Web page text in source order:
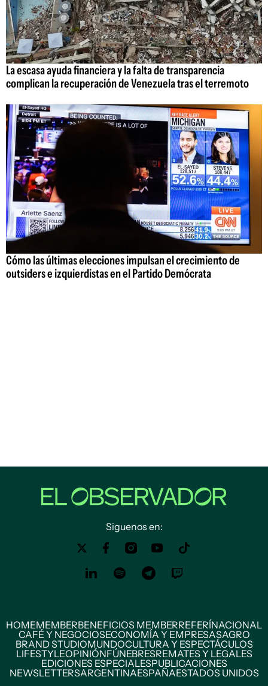
La escasa ayuda financiera y la falta de transparencia
complican la recuperación de Venezuela tras el terremoto
Cómo las últimas elecciones impulsan el crecimiento de
outsiders e izquierdistas en el Partido Demócrata
Siguenos en:
HOMEMEMBERBENEFICIOS MEMBERREFERÍNACIONAL
CAFÉ Y NEGOCIOSECONOMÍA Y EMPRESASAGRO
BRAND STUDIOMUNDOCULTURA Y ESPECTÁCULOS
LIFESTYLEOPINIÓNFÚNEBRESREMATES Y LEGALES
EDICIONES ESPECIALESPUBLICACIONES
NEWSLETTERSARGENTINAESPAÑAESTADOS UNIDOS